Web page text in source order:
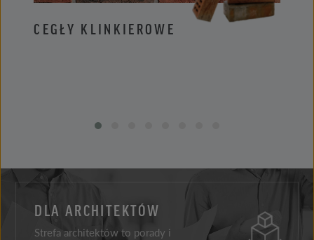
CEGŁY KLINKIEROWE
DLA ARCHITEKTÓW
Strefa architektów to porady i